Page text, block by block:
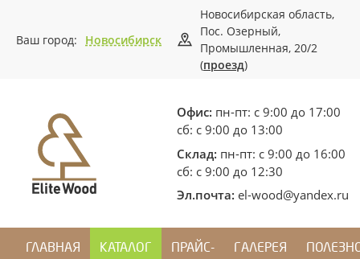
Ваш город: Новосибирск
Новосибирская область,
Пос. Озерный,
Промышленная, 20/2
(проезд)
Офис: пн-пт: с 9:00 до 17:00
сб: с 9:00 до 13:00
Склад: пн-пт: с 9:00 до 16:00
сб: с 9:00 до 12:30
Эл.почта: el-wood@yandex.ru
ГЛАВНАЯ КАТАЛОГ ПРАЙС- ГАЛЕРЕЯ